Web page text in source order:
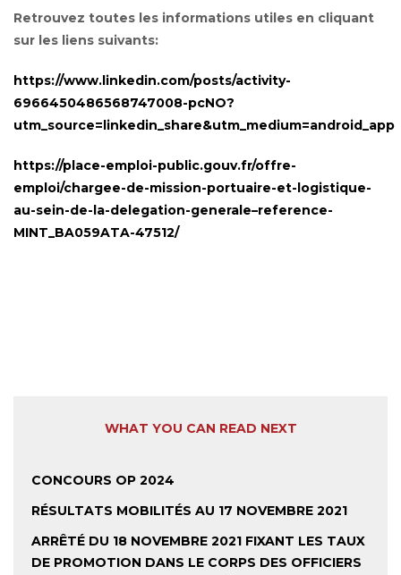
Retrouvez toutes les informations utiles en cliquant
sur les liens suivants:
https://www.linkedin.com/posts/activity-
6966450486568747008-pcNO?
utm_source=linkedin_share&utm_medium=android_app
https://place-emploi-public.gouv.fr/offre-
emploi/chargee-de-mission-portuaire-et-logistique-
au-sein-de-la-delegation-generale–reference-
MINT_BA059ATA-47512/
WHAT YOU CAN READ NEXT
CONCOURS OP 2024
RÉSULTATS MOBILITÉS AU 17 NOVEMBRE 2021
ARRÊTÉ DU 18 NOVEMBRE 2021 FIXANT LES TAUX
DE PROMOTION DANS LE CORPS DES OFFICIERS